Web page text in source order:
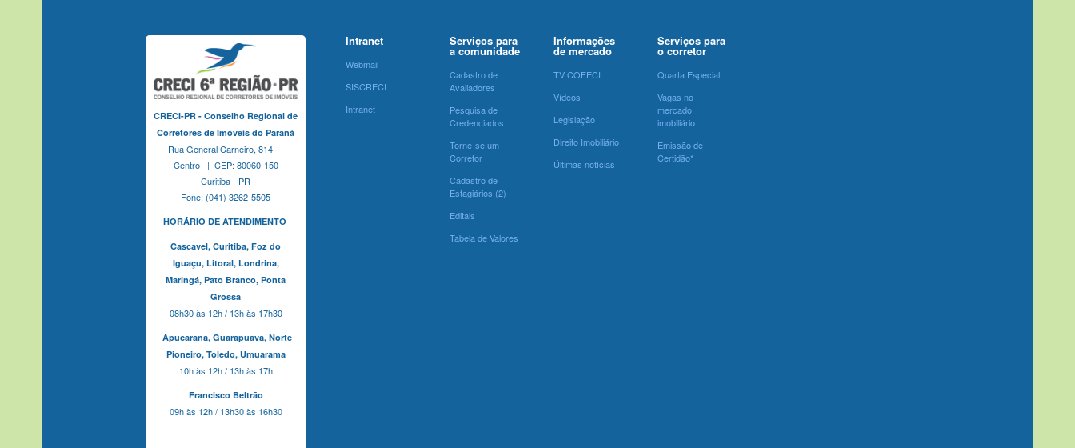
CRECI-PR - Conselho Regional de
Corretores de Imóveis do Paraná
Rua General Carneiro, 814 -
Centro | CEP: 80060-150
Curitiba - PR
Fone: (041) 3262-5505
HORÁRIO DE ATENDIMENTO
Cascavel, Curitiba, Foz do
Iguaçu, Litoral, Londrina,
Maringá, Pato Branco, Ponta
Grossa
08h30 às 12h / 13h às 17h30
Apucarana, Guarapuava, Norte
Pioneiro, Toledo, Umuarama
10h às 12h / 13h às 17h
Francisco Beltrão
09h às 12h / 13h30 às 16h30
Intranet
Webmail
SISCRECI
Intranet
Serviços para
a comunidade
Cadastro de
Avaliadores
Pesquisa de
Credenciados
Torne-se um
Corretor
Cadastro de
Estagiários (2)
Editais
Tabela de Valores
Informações
de mercado
TV COFECI
Vídeos
Legislação
Direito Imobiliário
Últimas notícias
Serviços para
o corretor
Quarta Especial
Vagas no
mercado
imobiliário
Emissão de
Certidão*